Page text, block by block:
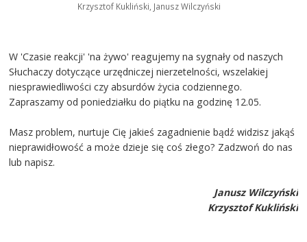
Krzysztof Kukliński, Janusz Wilczyński
W 'Czasie reakcji' 'na żywo' reagujemy na sygnały od naszych
Słuchaczy dotyczące urzędniczej nierzetelności, wszelakiej
niesprawiedliwości czy absurdów życia codziennego.
Zapraszamy od poniedziałku do piątku na godzinę 12.05.
Masz problem, nurtuje Cię jakieś zagadnienie bądź widzisz jakąś
nieprawidłowość a może dzieje się coś złego? Zadzwoń do nas
lub napisz.
Janusz Wilczyński
Krzysztof Kukliński